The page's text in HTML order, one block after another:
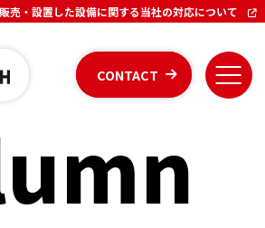
売・設置した設備に関する当社の対応について
CONTACT